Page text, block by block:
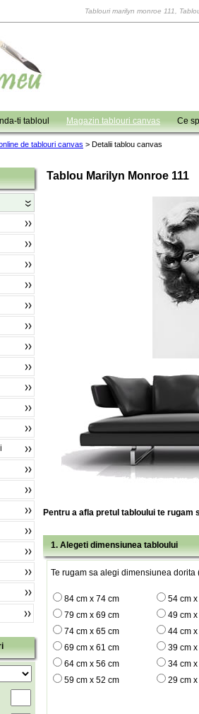
Tablouri marilyn monroe 111,
ti tabloul Magazin tablouri canvas Ce
de tablouri canvas > Detalii tablou canvas
Tablou Marilyn Monroe 111
Pentru a afla pretul tabloului te rugam
1. Alegeti dimensiunea tabloului
Te rugam sa alegi dimensiunea dorita
84 cm x 74 cm
54 cm
79 cm x 69 cm
49 cm
74 cm x 65 cm
44 cm
69 cm x 61 cm
39 cm
64 cm x 56 cm
34 cm
59 cm x 52 cm
29 cm